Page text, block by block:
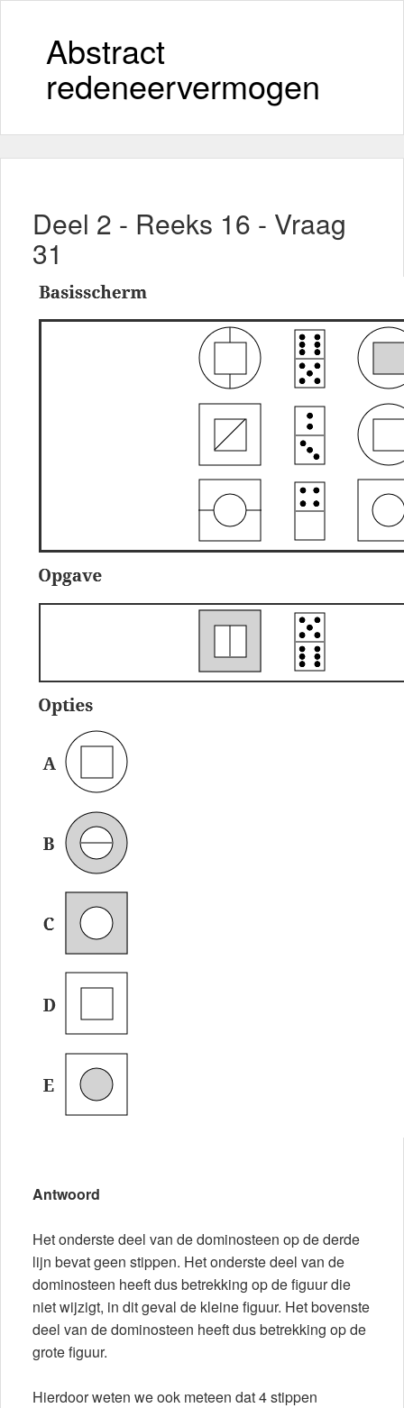
Abstract
redeneervermogen
Deel 2 - Reeks 16 - Vraag
31
Antwoord
Het onderste deel van de dominosteen op de derde
lijn bevat geen stippen. Het onderste deel van de
dominosteen heeft dus betrekking op de figuur die
niet wijzigt, in dit geval de kleine figuur. Het bovenste
deel van de dominosteen heeft dus betrekking op de
grote figuur.
Hierdoor weten we ook meteen dat 4 stippen